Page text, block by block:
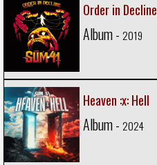
Order in Decline
Album - 2019
Heaven :x: Hell
Album - 2024